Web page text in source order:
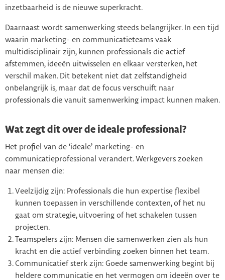
inzetbaarheid is de nieuwe superkracht.
Daarnaast wordt samenwerking steeds belangrijker. In een tijd
waarin marketing- en communicatieteams vaak
multidisciplinair zijn, kunnen professionals die actief
afstemmen, ideeën uitwisselen en elkaar versterken, het
verschil maken. Dit betekent niet dat zelfstandigheid
onbelangrijk is, maar dat de focus verschuift naar
professionals die vanuit samenwerking impact kunnen maken.
Wat zegt dit over de ideale professional?
Het profiel van de ‘ideale’ marketing- en
communicatieprofessional verandert. Werkgevers zoeken
naar mensen die:
Veelzijdig zijn: Professionals die hun expertise flexibel
kunnen toepassen in verschillende contexten, of het nu
gaat om strategie, uitvoering of het schakelen tussen
projecten.
Teamspelers zijn: Mensen die samenwerken zien als hun
kracht en die actief verbinding zoeken binnen het team.
Communicatief sterk zijn: Goede samenwerking begint bij
heldere communicatie en het vermogen om ideeën over te